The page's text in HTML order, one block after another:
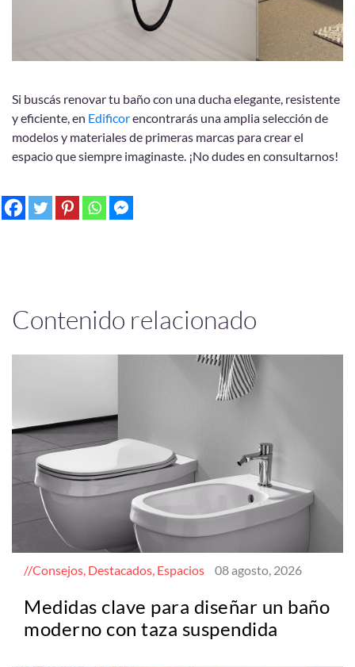
Si buscás renovar tu baño con una ducha elegante, resistente
y eficiente, en Edificorencontrarás una amplia selección de
modelos y materiales de primeras marcas para crear el
espacio que siempre imaginaste. ¡No dudes en consultarnos!
Contenido relacionado
Consejos, Destacados, Espacios 08 agosto, 2026
Medidas clave para diseñar un baño
moderno con taza suspendida